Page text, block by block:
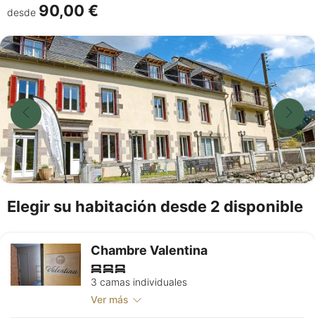
desde 90,00 €
Elegir su habitación desde 2 disponible
Chambre Valentina
3 camas individuales
Ver más